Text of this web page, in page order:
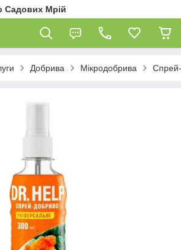
Садових Мрій
Добрива Мікродобрива